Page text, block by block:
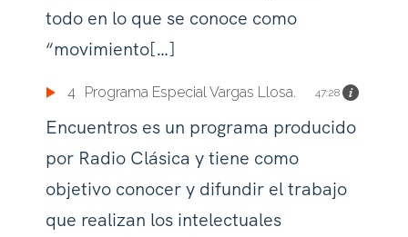
todo en lo que se conoce como
“movimiento[…]
4 Programa Especial Vargas Llosa. 47:28
Encuentros es un programa producido
por Radio Clásica y tiene como
objetivo conocer y difundir el trabajo
que realizan los intelectuales